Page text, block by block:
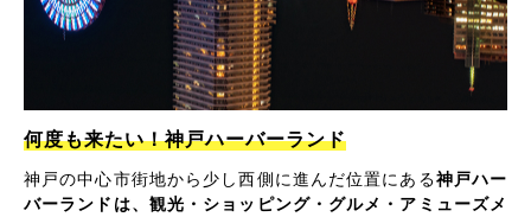
何度も来たい！神戸ハーバーランド
神戸の中心市街地から少し西側に進んだ位置にある神戸ハー
バーランドは、観光・ショッピング・グルメ・アミューズメ